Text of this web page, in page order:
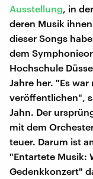
Ausstellung , in
deren Musik
dieser Songs
dem
Hochschule
Jahre her. "Es
veröffentlichen",
Jahn. Der
mit dem
teuer. Darum ist
"Entartete Musik:
Gedenkkonzert"